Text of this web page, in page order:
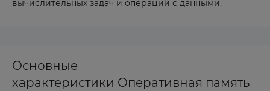
вычислительных задач и операций с данными.
Основные
характеристики Оперативная память